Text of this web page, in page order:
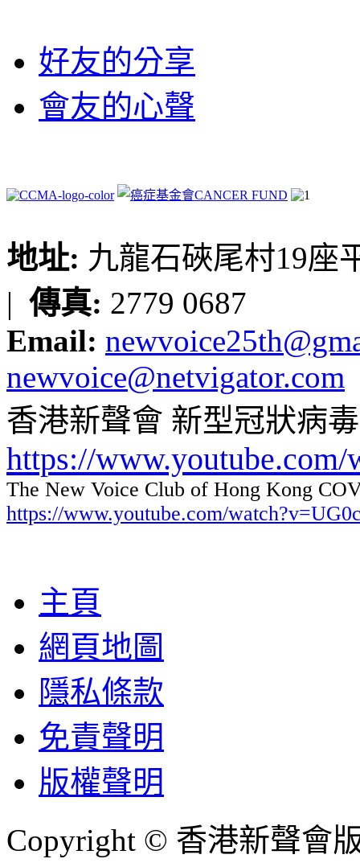
好友的分享
會友的心聲
地址: 九龍石硤尾村19座
| 傳真: 2779 0687
Email:
newvoice@netvigator.com
香港新聲會 新型冠狀病
https://
The New Voice Club of Hong Kong
https://www.youtube.com/
主頁
網頁地圖
隱私條款
免責聲明
版權聲明
Copyright © 香港新聲會